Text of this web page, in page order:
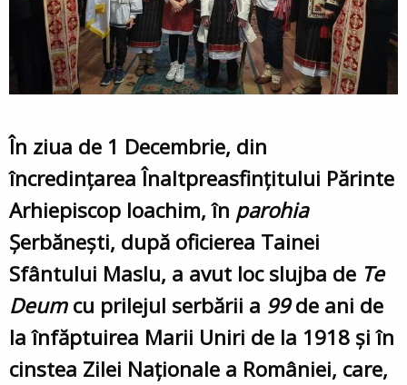
În ziua de 1 Decembrie, din
încredințareaÎnaltpreasfințitului Părinte
Arhiepiscop Ioachim, în parohia
Șerbănești, după oficierea Tainei
Sfântului Maslu, a avut loc slujba de Te
Deumcu prilejul serbării a 99de ani de
la înfăptuirea Marii Uniri de la 1918 și în
cinstea Zilei Naționale a României, care,